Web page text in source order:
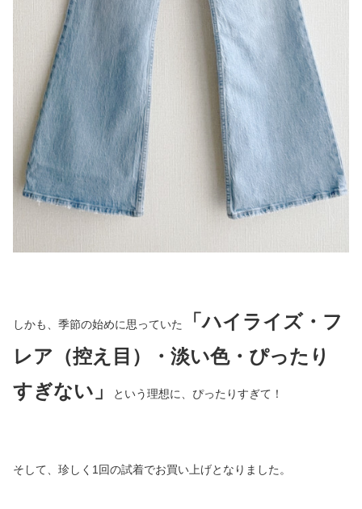
しかも、季節の始めに思っていた
「ハイライズ・フ
レア（控え目）・淡い色・ぴったり
すぎない」
という理想に、ぴったりすぎて！
そして、珍しく1回の試着でお買い上げとなりました。